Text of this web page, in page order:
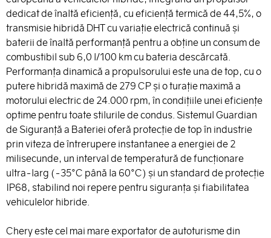
dedicat de înaltă eficiență, cu eficiență termică de 44,5%, o
transmisie hibridă DHT cu variație electrică continuă și
baterii de înaltă performanță pentru a obține un consum de
combustibil sub 6,0 l/100 km cu bateria descărcată.
Performanța dinamică a propulsorului este una de top, cu o
putere hibridă maximă de 279 CP și o turație maximă a
motorului electric de 24.000 rpm, în condițiile unei eficiențe
optime pentru toate stilurile de condus. Sistemul Guardian
de Siguranță a Bateriei oferă protecție de top în industrie
prin viteza de întrerupere instantanee a energiei de 2
milisecunde, un interval de temperatură de funcționare
ultra-larg (-35°C până la 60°C) și un standard de protecție
IP68, stabilind noi repere pentru siguranța și fiabilitatea
vehiculelor hibride.
Chery este cel mai mare exportator de autoturisme din